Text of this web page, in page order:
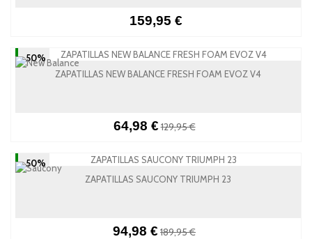
159,95 €
-50%
ZAPATILLAS NEW BALANCE FRESH FOAM EVOZ V4
64,98 €129,95 €
-50%
ZAPATILLAS SAUCONY TRIUMPH 23
94,98 € 189,95 €